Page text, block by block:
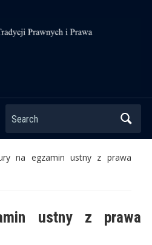
Search
na egzamin ustny z prawa
ustny z prawa